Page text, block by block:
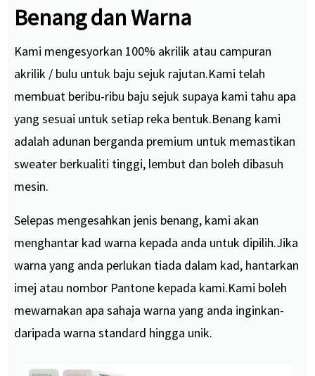
Benang dan Warna
Kami mengesyorkan 100% akrilik atau campuran
akrilik / bulu untuk baju sejuk rajutan.Kami telah
membuat beribu-ribu baju sejuk supaya kami tahu apa
yang sesuai untuk setiap reka bentuk.Benang kami
adalah adunan berganda premium untuk memastikan
sweater berkualiti tinggi, lembut dan boleh dibasuh
mesin.
Selepas mengesahkan jenis benang, kami akan
menghantar kad warna kepada anda untuk dipilih.Jika
warna yang anda perlukan tiada dalam kad, hantarkan
imej atau nombor Pantone kepada kami.Kami boleh
mewarnakan apa sahaja warna yang anda inginkan-
daripada warna standard hingga unik.